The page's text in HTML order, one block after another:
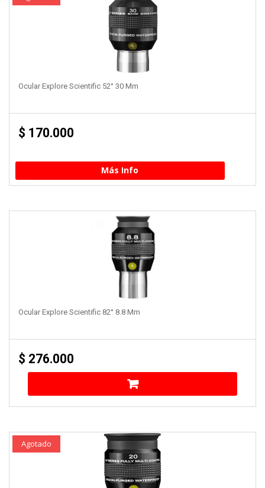
Ocular Explore Scientific 52° 30 Mm
$ 170.000
Más Info
Ocular Explore Scientific 82° 8.8 Mm
$ 276.000
Agotado